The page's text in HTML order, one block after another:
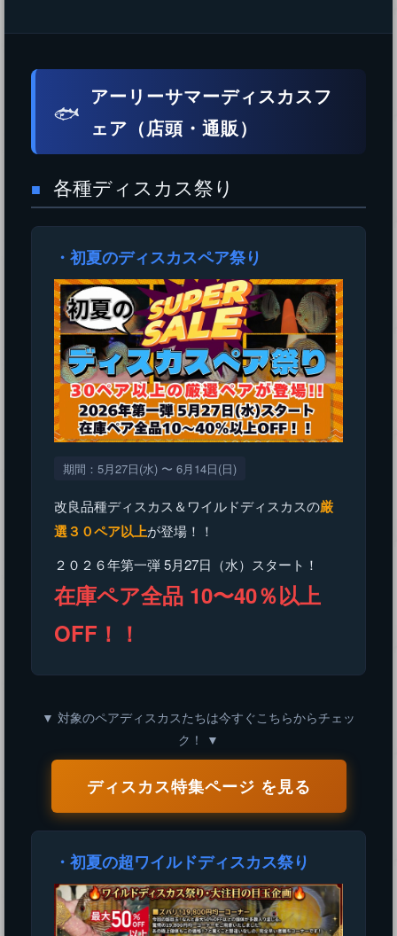
🐟
アーリーサマーディスカスフ
ェア（店頭・通販）
■ 各種ディスカス祭り
・初夏のディスカスペア祭り
期間：5月27日(水) 〜 6月14日(日)
改良品種ディスカス＆ワイルドディスカスの厳
選３０ペア以上が登場！！
２０２６年第一弾 5月27日（水）スタート！
在庫ペア全品 10〜40％以上
OFF！！
▼ 対象のペアディスカスたちは今すぐこちらからチェッ
ク！ ▼
ディスカス特集ページ を見る
・初夏の超ワイルドディスカス祭り